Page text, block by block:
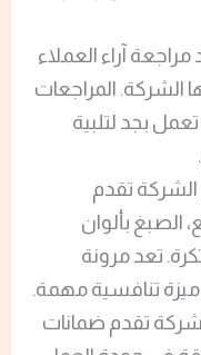
آراء العملاء
الشركة. المراجعات
بجد لتلبية
تقدم
الصبغ بألوان
تعد مرونة
تنافسية مهمة.
تقدم ضمانات